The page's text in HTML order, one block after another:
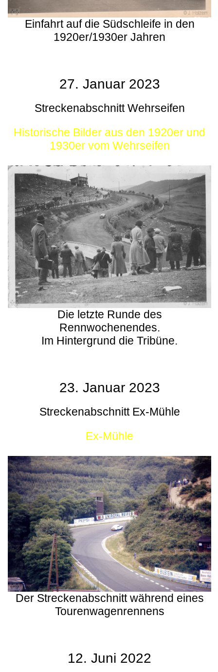
Einfahrt auf die Südschleife in den
1920er/1930er Jahren
27. Januar 2023
Streckenabschnitt Wehrseifen
Historische Bilder aus den 1920er und
1930er vom Wehrseifen
Die letzte Runde des
Rennwochenendes.
Im Hintergrund die Tribüne.
23. Januar 2023
Streckenabschnitt Ex-Mühle
Ex-Mühle
Der Streckenabschnitt während eines
Tourenwagenrennens
12. Juni 2022